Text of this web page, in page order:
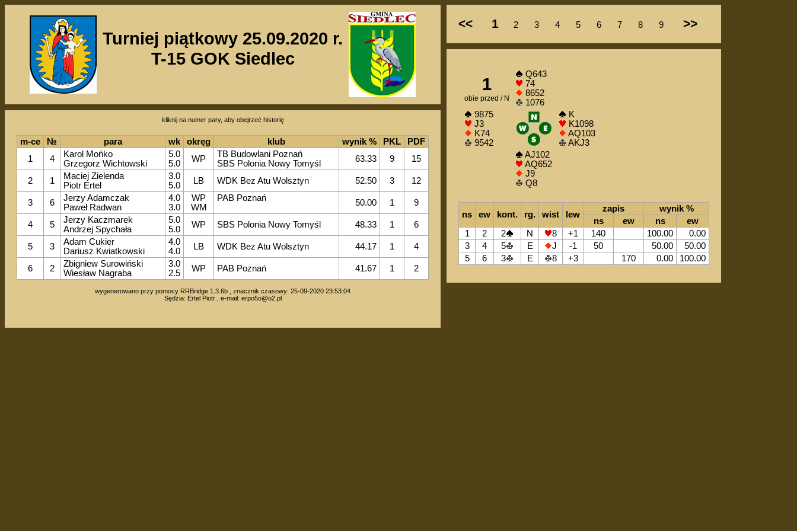
Turniej piątkowy 25.09.2020 r.
T-15 GOK Siedlec
kliknij na numer pary, aby obejrzeć historię
m-ce № para wk okręg klub wynik % PKL
PDF
1
4 Karol Mońko 5.0 WP TB Budowlani Poznań 63.33 9 15
Grzegorz Wichtowski 5.0
SBS Polonia Nowy Tomyśl
2
1 Maciej Zielenda 3.0 LB WDK Bez Atu Wolsztyn 52.50 3 12
Piotr Ertel
5.0
3
6 Jerzy Adamczak 4.0 WP PAB Poznań 50.00 1 9
Paweł Radwan 3.0
WM
4
5 Jerzy Kaczmarek 5.0 WP SBS Polonia Nowy Tomyśl 48.33 1 6
Andrzej Spychała
5.0
5
3 Adam Cukier 4.0 LB WDK Bez Atu Wolsztyn 44.17 1 4
Dariusz Kwiatkowski
4.0
6
2 Zbigniew Surowiński 3.0 WP PAB Poznań 41.67 1 2
Wiesław Nagraba 2.5
wygenerowano przy pomocy RRBridge 1.3.6b , znacznik czasowy: 25-09-2020 23:53:04
Sędzia: Ertel Piotr , e-mail: erpo5o@o2.pl
<< 1 2 3 4 5 6 7 8 9 >>
1
obie przed / N
Q643
74
8652
1076
9875
J3
K74
9542
K
K1098
AQ103
AKJ3
AJ102
AQ652
J9
Q8
ns ew kont. rg. wist lew
zapis
wynik %
ns
ew ns
ew
1
2 2 N 8 +1 140 100.00
0.00
3
4 5 E J -1 50 50.00
50.00
5
6 3 E 8 +3 170 0.00 100.00